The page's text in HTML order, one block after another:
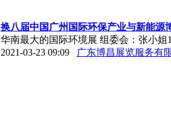
换八届中国广州国际环保产业与新能源
华南最大的国际环境展 组委会：张小姐
2021-03-23 09:09
广东博昌展览服务有